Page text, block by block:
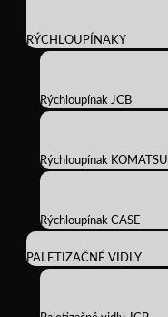
RÝCHLOUPÍNAKY
Rýchloupínak JCB
Rýchloupínak KOMATSU
Rýchloupínak CASE
PALETIZAČNÉ VIDLY